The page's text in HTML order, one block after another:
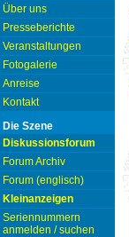
Über uns
Presseberichte
Veranstaltungen
Fotogalerie
Anreise
Kontakt
Die Szene
Diskussionsforum
Forum Archiv
Forum (englisch)
Kleinanzeigen
Seriennummern
anmelden / suchen